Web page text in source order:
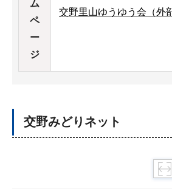
ム
ペ
ー
ジ
交野里山ゆうゆう会（外
交野みどりネット